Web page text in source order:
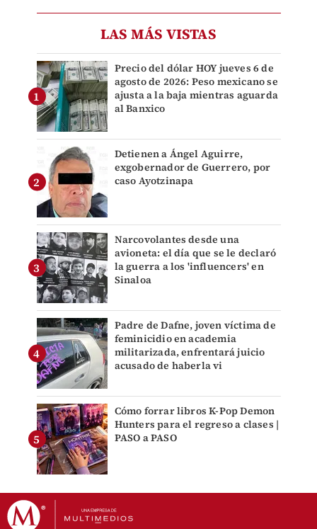
LAS MÁS VISTAS
Precio del dólar HOY jueves 6 de
agosto de 2026: Peso mexicano se
ajusta a la baja mientras aguarda
al Banxico
Detienen a Ángel Aguirre,
exgobernador de Guerrero, por
caso Ayotzinapa
Narcovolantes desde una
avioneta: el día que se le declaró
la guerra a los 'influencers' en
Sinaloa
Padre de Dafne, joven víctima de
feminicidio en academia
militarizada, enfrentará juicio
acusado de haberla vi
Cómo forrar libros K-Pop Demon
Hunters para el regreso a clases |
PASO a PASO